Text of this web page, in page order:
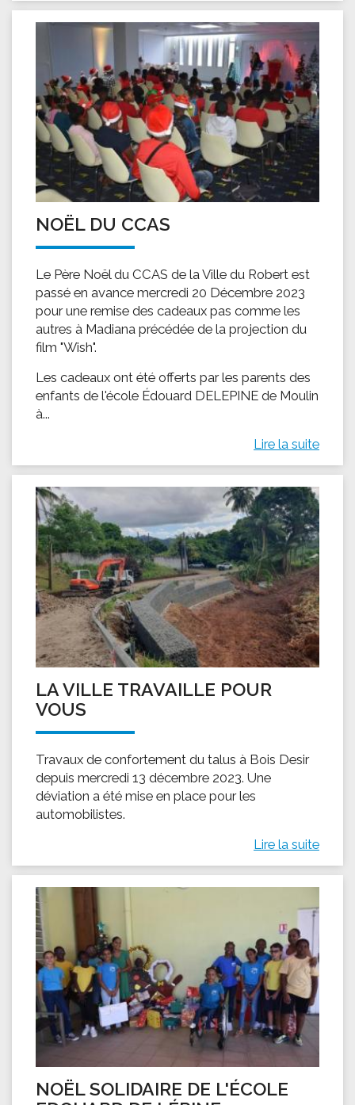
NOËL DU CCAS
Le Père Noël du CCAS de la Ville du Robert est
passé en avance mercredi 20 Décembre 2023
pour une remise des cadeaux pas comme les
autres à Madiana précédée de la projection du
film "Wish".
Les cadeaux ont été offerts par les parents des
enfants de l'école Édouard DELEPINE de Moulin
à...
Lire la suite
LA VILLE TRAVAILLE POUR
VOUS
Travaux de confortement du talus à Bois Desir
depuis mercredi 13 décembre 2023. Une
déviation a été mise en place pour les
automobilistes.
Lire la suite
NOËL SOLIDAIRE DE L'ÉCOLE